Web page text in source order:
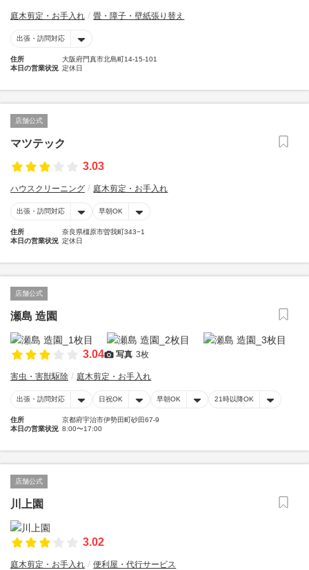
庭木剪定・お手入れ 畳・障子・壁紙張り替え
出張・訪問対応
住所
大阪府門真市北島町14-15-101
本日の営業状況 定休日
店舗公式
マツテック
3.03
ハウスクリーニング 庭木剪定・お手入れ
出張・訪問対応 早朝OK
住所
奈良県橿原市曽我町343−1
本日の営業状況 定休日
店舗公式
瀬島 造園
3.04 写真 3枚
害虫・害獣駆除 庭木剪定・お手入れ
出張・訪問対応 日祝OK 早朝OK 21時以降OK
住所
京都府宇治市伊勢田町砂田67-9
本日の営業状況 8:00〜17:00
店舗公式
川上園
3.02
庭木剪定・お手入れ 便利屋・代行サービス